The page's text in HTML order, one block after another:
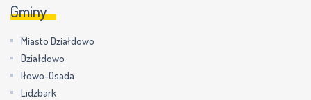
Gminy
Miasto Działdowo
Działdowo
Iłowo-Osada
Lidzbark